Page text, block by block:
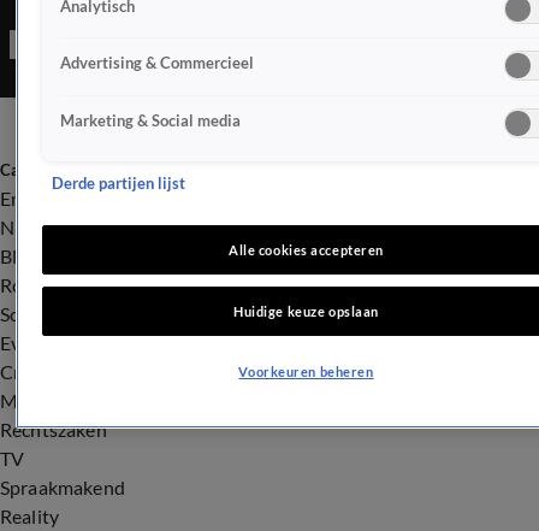
Categorieën
Entertainment
Nieuws
BN'ers
Royalty
Songfestival
Evenementen
Crime
Misdaad
Rechtszaken
TV
Spraakmakend
Reality
Analytisch
Advertising & Commercieel
Marketing & Social media
Derde partijen lijst
Alle cookies accepteren
Huidige keuze opslaan
Voorkeuren beheren